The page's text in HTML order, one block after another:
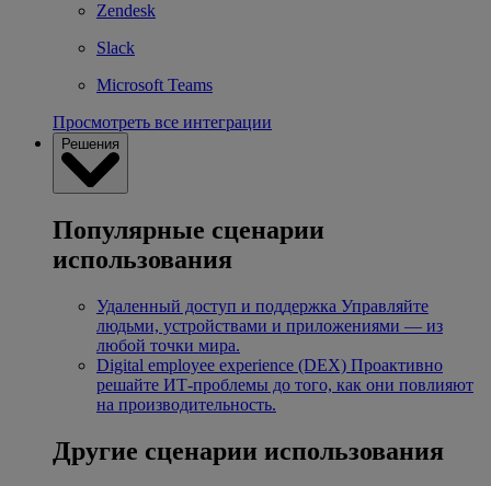
Zendesk
Slack
Microsoft Teams
Просмотреть все интеграции
Решения
Популярные сценарии
использования
Удаленный доступ и поддержка Управляйте
людьми, устройствами и приложениями — из
любой точки мира.
Digital employee experience (DEX) Проактивно
решайте ИТ-проблемы до того, как они повлияют
на производительность.
Другие сценарии использования